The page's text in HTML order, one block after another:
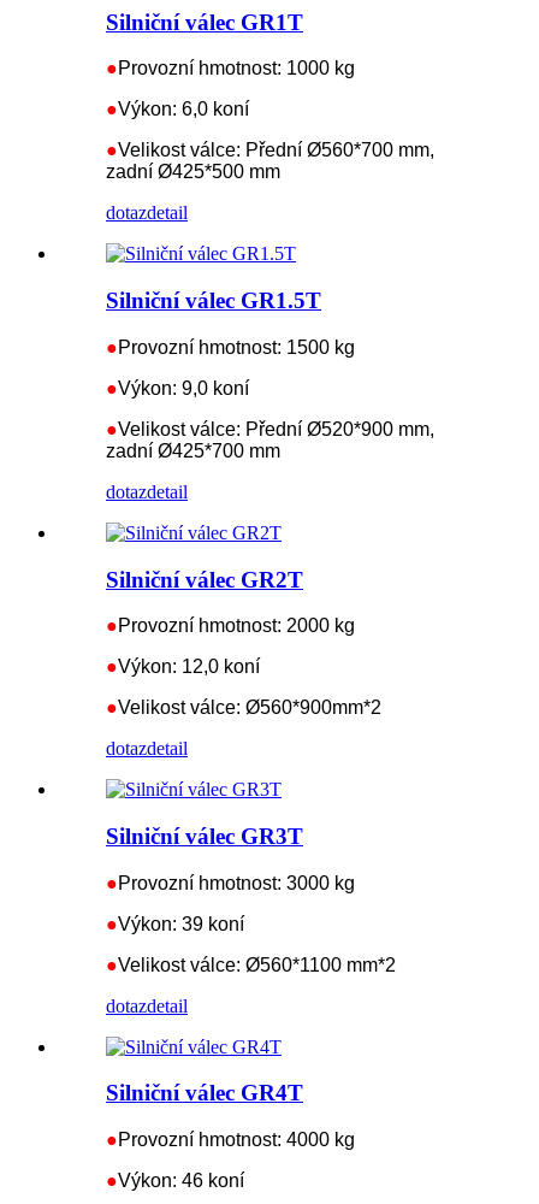
Silniční válec GR1T
●Provozní hmotnost: 1000 kg
●Výkon: 6,0 koní
●Velikost válce: Přední Ø560*700 mm,
zadní Ø425*500 mm
dotazdetail
Silniční válec GR1.5T
●Provozní hmotnost: 1500 kg
●Výkon: 9,0 koní
●Velikost válce: Přední Ø520*900 mm,
zadní Ø425*700 mm
dotazdetail
Silniční válec GR2T
●Provozní hmotnost: 2000 kg
●Výkon: 12,0 koní
●Velikost válce: Ø560*900mm*2
dotazdetail
Silniční válec GR3T
●Provozní hmotnost: 3000 kg
●Výkon: 39 koní
●Velikost válce: Ø560*1100 mm*2
dotazdetail
Silniční válec GR4T
●Provozní hmotnost: 4000 kg
●Výkon: 46 koní